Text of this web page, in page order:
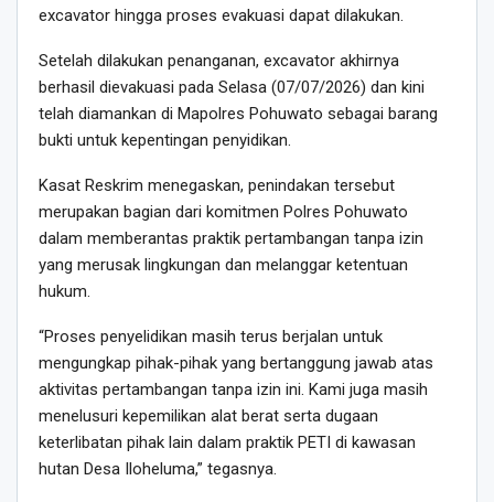
excavator hingga proses evakuasi dapat dilakukan.
Setelah dilakukan penanganan, excavator akhirnya
berhasil dievakuasi pada Selasa (07/07/2026) dan kini
telah diamankan di Mapolres Pohuwato sebagai barang
bukti untuk kepentingan penyidikan.
Kasat Reskrim menegaskan, penindakan tersebut
merupakan bagian dari komitmen Polres Pohuwato
dalam memberantas praktik pertambangan tanpa izin
yang merusak lingkungan dan melanggar ketentuan
hukum.
“Proses penyelidikan masih terus berjalan untuk
mengungkap pihak-pihak yang bertanggung jawab atas
aktivitas pertambangan tanpa izin ini. Kami juga masih
menelusuri kepemilikan alat berat serta dugaan
keterlibatan pihak lain dalam praktik PETI di kawasan
hutan Desa Iloheluma,” tegasnya.